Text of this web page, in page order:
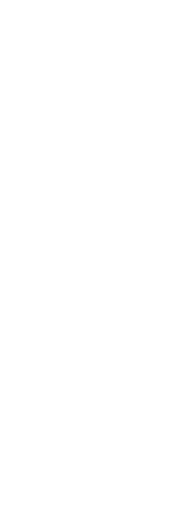
Ausgewogene
ist für jede und
verwenden wir
für den nächsten
Geräten um
dass möglichst
können wir
So hat unsere
Sie bereits
Produkte
Vytal, die wir 2021
gesammelt, von
zu unseren
Bewusstsein
Mitarbeitenden